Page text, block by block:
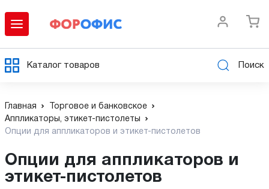
Каталог товаров Поиск
Главная
Торговое и банковское
Аппликаторы, этикет-пистолеты
Опции для аппликаторов и этикет-пистолетов
Опции для аппликаторов и
этикет-пистолетов